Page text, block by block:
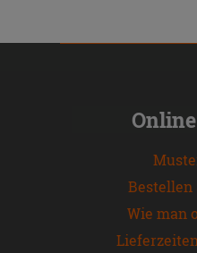
Bestellen
Wie man